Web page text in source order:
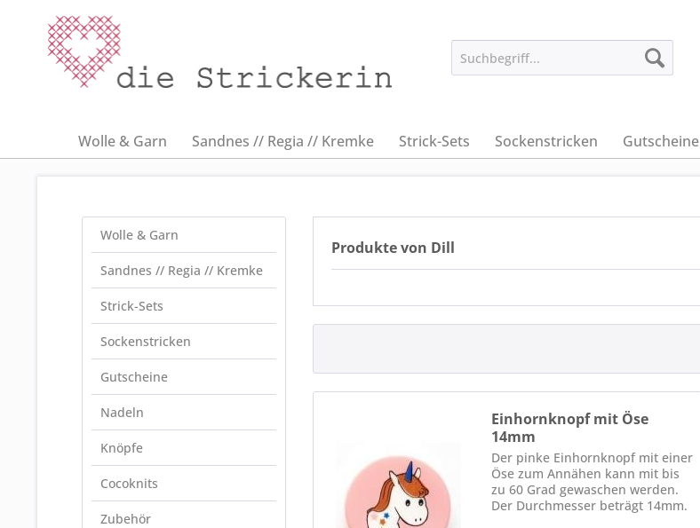
Wolle & Garn Sandnes // Regia // Kremke Strick-Sets Sockenstricken Gutscheine
Wolle & Garn
Sandnes // Regia // Kremke
Strick-Sets
Sockenstricken
Gutscheine
Nadeln
Knöpfe
Cocoknits
Zubehör
Produkte von Dill
Einhornknopf mit Öse
14mm
Der pinke Einhornknopf mit einer
Öse zum Annähen kann mit bis
zu 60 Grad gewaschen werden.
Der Durchmesser beträgt 14mm.